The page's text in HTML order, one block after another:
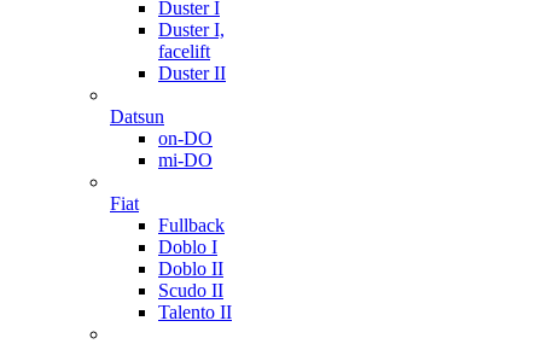
Duster I
Duster I,
facelift
Duster II
Datsun
on-DO
mi-DO
Fiat
Fullback
Doblo I
Doblo II
Scudo II
Talento II